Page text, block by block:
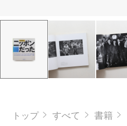
トップ すべて 書籍